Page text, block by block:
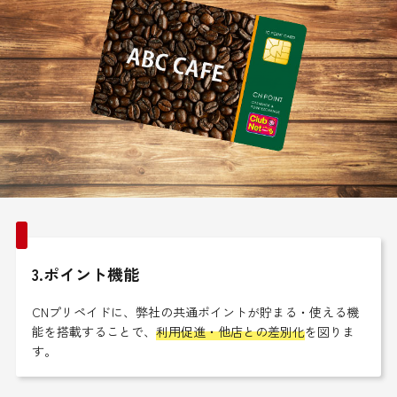
3.ポイント機能
CNプリペイドに、弊社の共通ポイントが貯まる・使える機
能を搭載することで、 利用促進・他店との差別化を図りま
す。